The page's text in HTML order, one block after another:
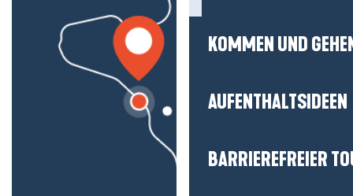
KOMMEN UND
AUFENTHALTSIDEEN
BARRIEREFREIER